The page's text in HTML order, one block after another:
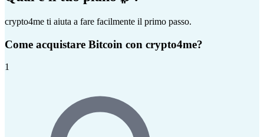
crypto4me ti aiuta a fare facilmente il primo passo.
Come acquistare Bitcoin con crypto4me?
1